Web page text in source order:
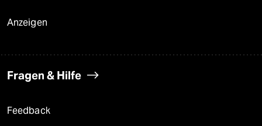
Anzeigen
Fragen & Hilfe
Feedback